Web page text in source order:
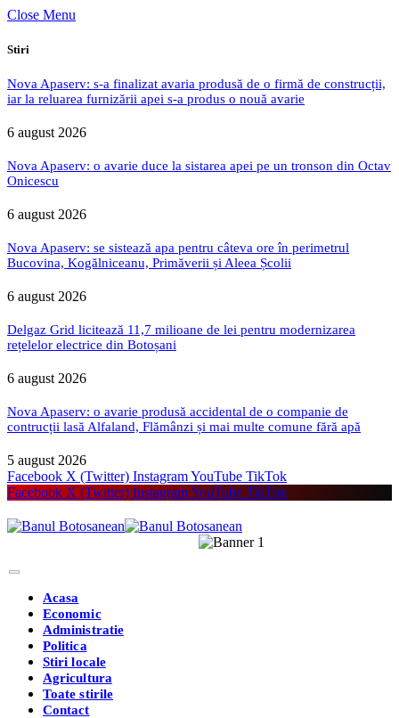
Close Menu
Stiri
Nova Apaserv: s-a finalizat avaria produsă de o firmă de construcții,
iar la reluarea furnizării apei s-a produs o nouă avarie
6 august 2026
Nova Apaserv: o avarie duce la sistarea apei pe un tronson din Octav
Onicescu
6 august 2026
Nova Apaserv: se sistează apa pentru câteva ore în perimetrul
Bucovina, Kogălniceanu, Primăverii și Aleea Școlii
6 august 2026
Delgaz Grid licitează 11,7 milioane de lei pentru modernizarea
rețelelor electrice din Botoșani
6 august 2026
Nova Apaserv: o avarie produsă accidental de o companie de
contrucții lasă Alfaland, Flămânzi și mai multe comune fără apă
5 august 2026
Facebook X (Twitter) InstagramYouTube TikTok
Facebook X (Twitter) InstagramYouTube TikTok
Acasa
Economic
Administratie
Politica
Stiri locale
Agricultura
Toate stirile
Contact